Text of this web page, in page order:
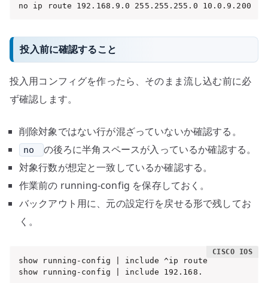
no ip route 192.168.9.0 255.255.255.0 10.0.9.200
投入前に確認すること
投入用コンフィグを作ったら、そのまま流し込む前に必
ず確認します。
削除対象ではない行が混ざっていないか確認する。
no
の後ろに半角スペースが入っているか確認する。
対象行数が想定と一致しているか確認する。
作業前の running-config を保存しておく。
バックアウト用に、元の設定行を戻せる形で残してお
く。
show running-config | include ^ip route
show running-config | include 192.168.